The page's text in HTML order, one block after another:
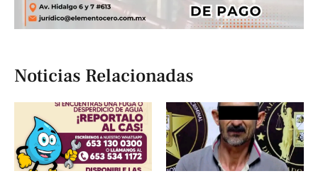
Noticias Relacionadas